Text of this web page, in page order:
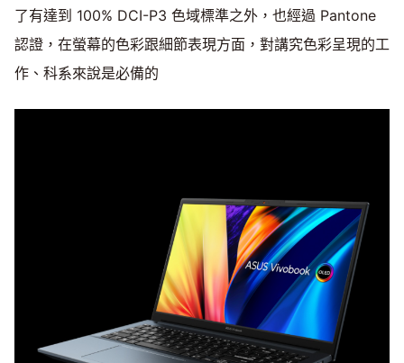
了有達到 100% DCI-P3 色域標準之外，也經過 Pantone
認證，在螢幕的色彩跟細節表現方面，對講究色彩呈現的工
作、科系來說是必備的